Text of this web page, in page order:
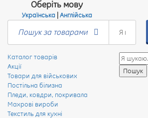
Пошук за товарами
Оберіть мову
Українська| Англійська
Каталог товарів
Акції
Товари для військових
Постільна білизна
Пледи, ковдри, покривала
Махрові вироби
Текстиль для кухні